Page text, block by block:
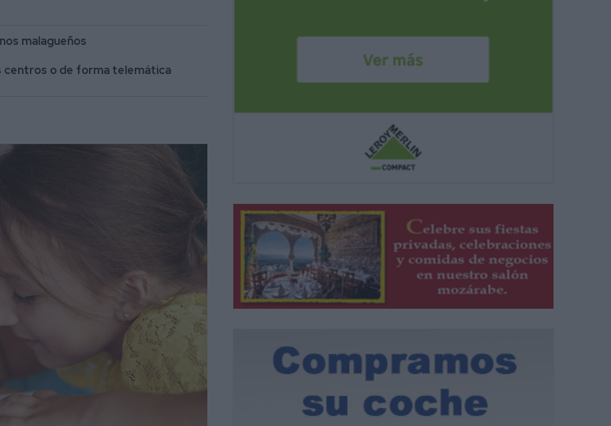
malagueños
centros o de forma telemática